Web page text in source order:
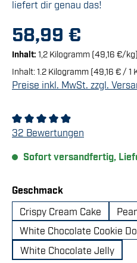
liefert dir genau das!
58,99 €
Inhalt: 1,2 Kilogramm (49,16 €/kg)
Inhalt:1.2 Kilogramm (49,16 € / 1
Preise inkl. MwSt. zzgl.
Durchschnittliche
32 Bewertungen
Sofort versandfertig,
Geschmackauswählen
Crispy Cream Cake
White Chocolate Cookie
White Chocolate Jelly